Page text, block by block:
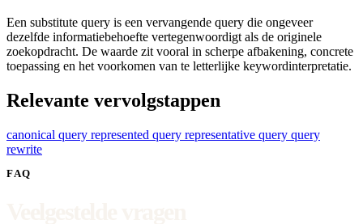
Een substitute query is een vervangende query die ongeveer
dezelfde informatiebehoefte vertegenwoordigt als de originele
zoekopdracht. De waarde zit vooral in scherpe afbakening, concrete
toepassing en het voorkomen van te letterlijke keywordinterpretatie.
Relevante vervolgstappen
canonical query represented query representative query query
rewrite
FAQ